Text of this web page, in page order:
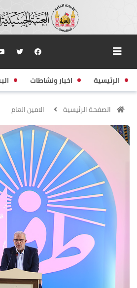
الرئيسية اخبار ونشاطات
الصفحة الرئيسية الامين العام